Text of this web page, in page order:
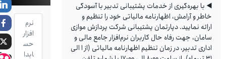
◀️ با بهره‌گیری از خدمات پشتیبانی تدبیر با آسودگی
خاطر و آرامش، اظهارنامه مالیاتی خود را تنظیم و
ارائه نمایید. دپارتمان پشتیبانی شرکت پردازش موازی
سامان، جهت رفاه حال کاربران نرم‌‏افزار جامع مالی و
اداری تدبیر، در زمان تنظیم اظهارنامه‎ مالیاتی (از ا الی
نرم
افزار
حس
ابدا